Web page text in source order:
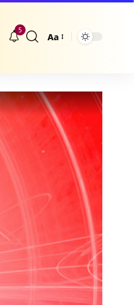
5
Größenänderung
Aa